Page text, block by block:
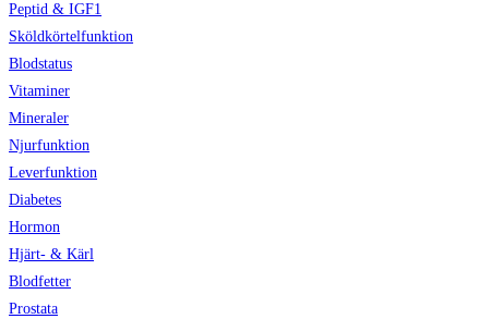
Peptid & IGF1
Sköldkörtelfunktion
Blodstatus
Vitaminer
Mineraler
Njurfunktion
Leverfunktion
Diabetes
Hormon
Hjärt- & Kärl
Blodfetter
Prostata